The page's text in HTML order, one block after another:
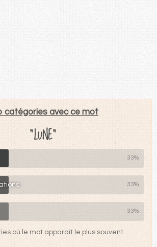
catégories avec ce mot
"LUNE"
33%
33%
33%
où le mot apparaît le plus souvent.